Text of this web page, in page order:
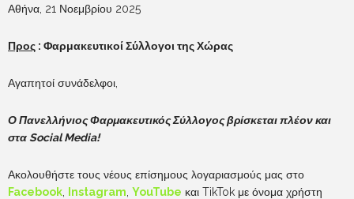
Αθήνα, 21 Νοεμβρίου 2025
Προς : Φαρμακευτικοί Σύλλογοι της Χώρας
Αγαπητοί συνάδελφοι,
Ο Πανελλήνιος Φαρμακευτικός Σύλλογος βρίσκεται πλέον και
στα Social Media!
Ακολουθήστε τους νέους επίσημους λογαριασμούς μας στο
Facebook
Instagram YouTube και TikTok με όνομα χρήστη